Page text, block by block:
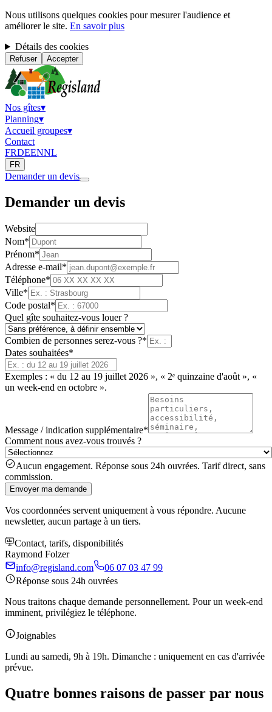
Nous utilisons quelques cookies pour mesurer l'audience et
améliorer le site. En savoir plus
Détails des cookies
Refuser Accepter
Nos gîtes▾
Planning▾
Accueil groupes▾
Contact
FRDEENNL
FR
Demander un devis
Demander un devis
Website
Nom*
Prénom*
Adresse e-mail*
Téléphone*
Ville*
Code postal*
Quel gîte souhaitez-vous louer ?
Combien de personnes serez-vous ?*
Dates souhaitées*
Exemples : « du 12 au 19 juillet 2026 », « 2ᵉ quinzaine d'août », «
un week-end en octobre ».
Message / indication supplémentaire*
Comment nous avez-vous trouvés ?
Aucun engagement. Réponse sous 24h ouvrées. Tarif direct, sans
commission.
Envoyer ma demande
Vos coordonnées servent uniquement à vous répondre. Aucune
newsletter, aucun partage à un tiers.
Contact, tarifs, disponibilités
Raymond Folzer
info@regisland.com
06 07 03 47 99
Réponse sous 24h ouvrées
Nous traitons chaque demande personnellement. Pour un week-end
imminent, privilégiez le téléphone.
Joignables
Lundi au samedi, 9h à 19h. Dimanche : uniquement en cas d'arrivée
prévue.
Quatre bonnes raisons de passer par nous